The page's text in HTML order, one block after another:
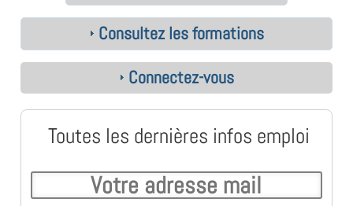
Consultez les formations
Connectez-vous
Toutes les dernières infos emploi